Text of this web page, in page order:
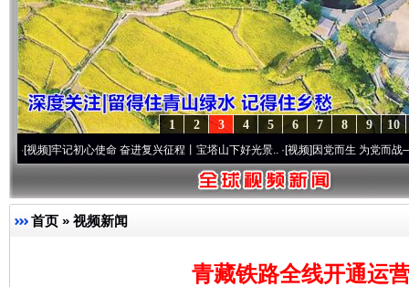
10
9
8
7
6
5
4
3
2
1
记初心使命 奋进复兴征程丨宝塔山下好光景..·[视频]因党而生 为党而战——百年“纪
首页 » 视频新闻
青藏铁路全线开通运